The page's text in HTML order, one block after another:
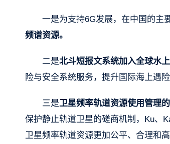
一是为支持6G发展，在中国的主
频谱资源。
二是北斗短报文系统加入全球水
险与安全系统服务，提升国际海上遇
三是卫星频率轨道资源使用管理
保护静止轨道卫星的磋商机制，Ku、
卫星频率轨道资源更加公平、合理和高